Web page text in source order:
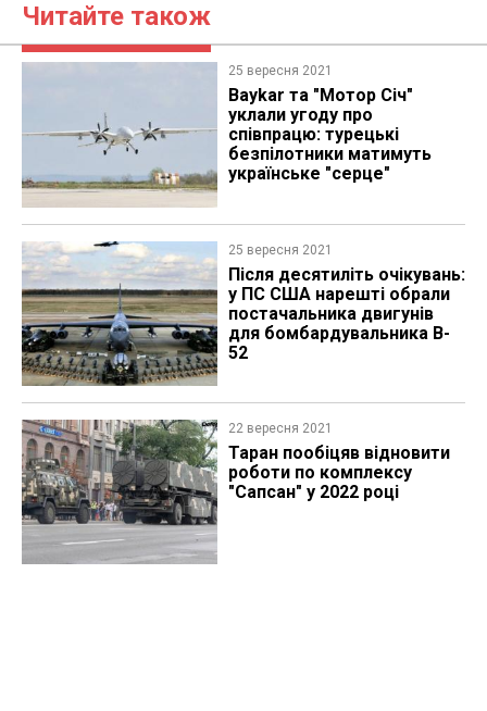
Читайте також
25 вересня 2021
Baykar та "Мотор Січ"
уклали угоду про
співпрацю: турецькі
безпілотники матимуть
українське "серце"
25 вересня 2021
Після десятиліть очікувань:
у ПС США нарешті обрали
постачальника двигунів
для бомбардувальника B-
52
22 вересня 2021
Таран пообіцяв відновити
роботи по комплексу
"Сапсан" у 2022 році